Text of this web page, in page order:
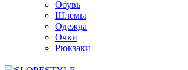
Обувь
Шлемы
Одежда
Очки
Рюкзаки